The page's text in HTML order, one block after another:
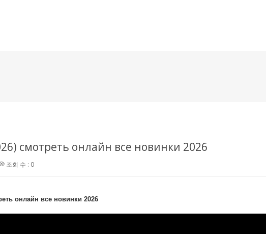
смотреть онлайн все новинки 2026
조회 수 : 0
онлайн все новинки 2026